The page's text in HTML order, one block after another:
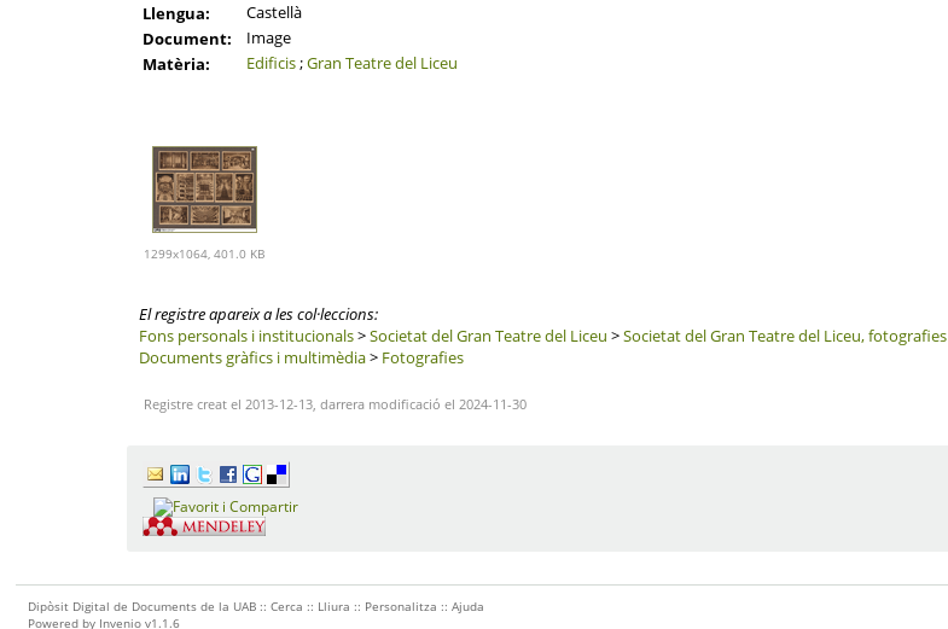
Llengua:
Castellà
Document:
Image
Matèria:
Edificis;Gran Teatre del Liceu
1299x1064, 401.0 KB
El registre apareix a les col·leccions:
Fons personals i institucionals>Societat del Gran Teatre del Liceu >Societat del Gran Teatre del Liceu, fotografies
Documents gràfics i multimèdia> Fotografies
Registre creat el 2013-12-13, darrera modificació el 2024-11-30
Dipòsit Digital de Documents de la UAB ::Cerca :: Lliura :: Personalitza ::Ajuda
Powered by Invenio v1.1.6